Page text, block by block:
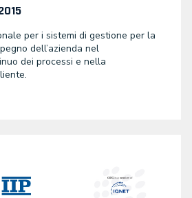
per i sistemi di gestione per la
dell’azienda nel
dei processi e nella